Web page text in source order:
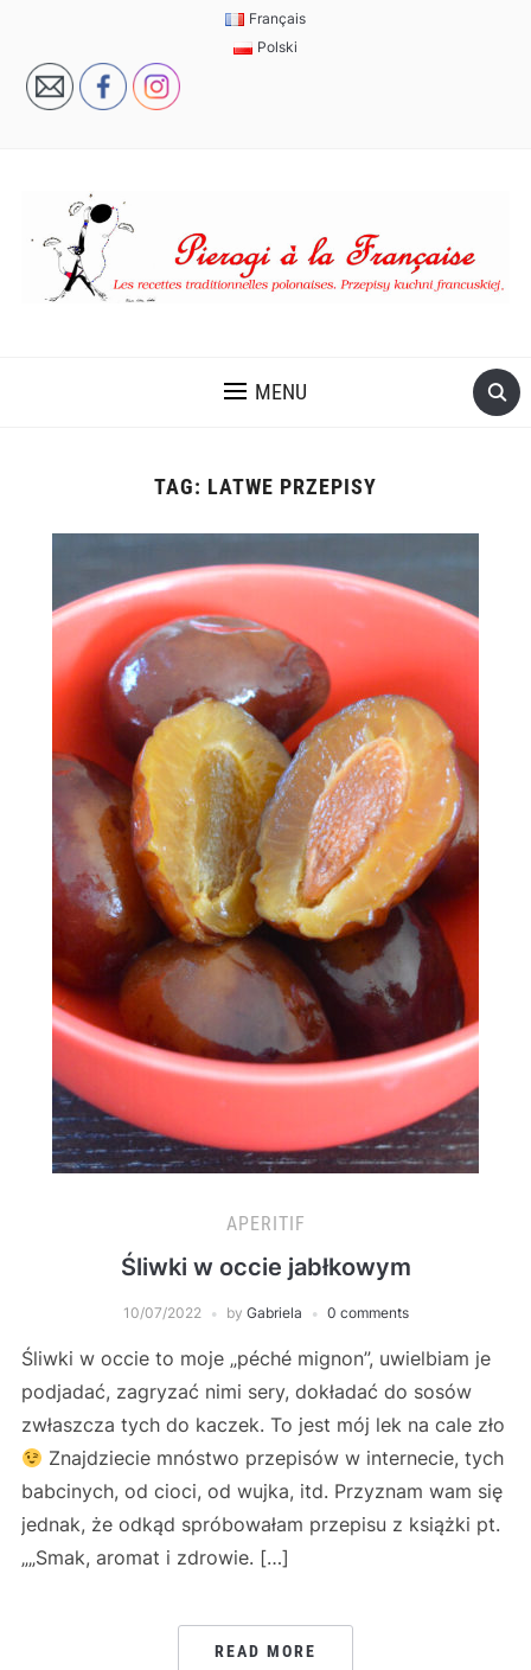
Français
Polski
MENU
TAG: LATWE PRZEPISY
APERITIF
Śliwki w occie jabłkowym
10/07/2022 by Gabriela 0 comments
Śliwki w occie to moje „péché mignon”, uwielbiam je
podjadać, zagryzać nimi sery, dokładać do sosów
zwłaszcza tych do kaczek. To jest mój lek na cale zło
Znajdziecie mnóstwo przepisów w internecie, tych
babcinych, od cioci, od wujka, itd. Przyznam wam się
jednak, że odkąd spróbowałam przepisu z książki pt.
„„Smak, aromat i zdrowie. […]
READ MORE